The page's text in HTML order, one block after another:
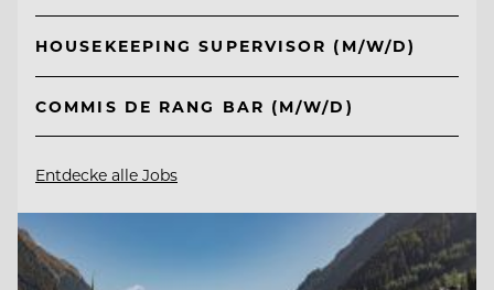
HOUSEKEEPING SUPERVISOR (M/W/D)
COMMIS DE RANG BAR (M/W/D)
Entdecke alle Jobs